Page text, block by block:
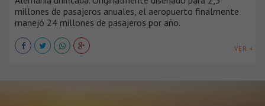
millones de pasajeros anuales, el aeropuerto finalmente
manejó 24 millones de pasajeros por año.
VER +